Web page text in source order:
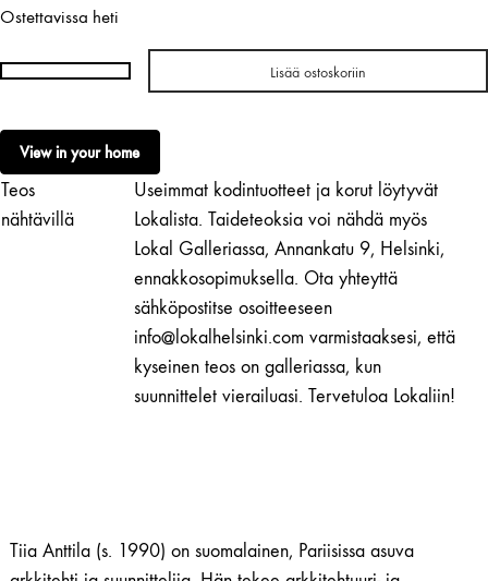
Ostettavissa heti
Tiia
|
Papukaijakala
määrä
Lisää ostoskoriin
View in your home
Teos
nähtävillä
Useimmat kodintuotteet ja korut löytyvät
Lokalista. Taideteoksia voi nähdä myös
Lokal Galleriassa, Annankatu 9, Helsinki,
ennakkosopimuksella. Ota yhteyttä
sähköpostitse osoitteeseen
info@lokalhelsinki.com varmistaaksesi, että
kyseinen teos on galleriassa, kun
suunnittelet vierailuasi. Tervetuloa Lokaliin!
Tiia Anttila (s. 1990) on suomalainen, Pariisissa asuva